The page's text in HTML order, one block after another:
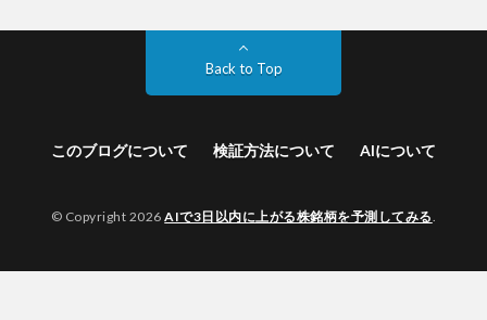
Back to Top
このブログについて 検証方法について AIについて
© Copyright 2026AIで3日以内に上がる株銘柄を予測してみる.